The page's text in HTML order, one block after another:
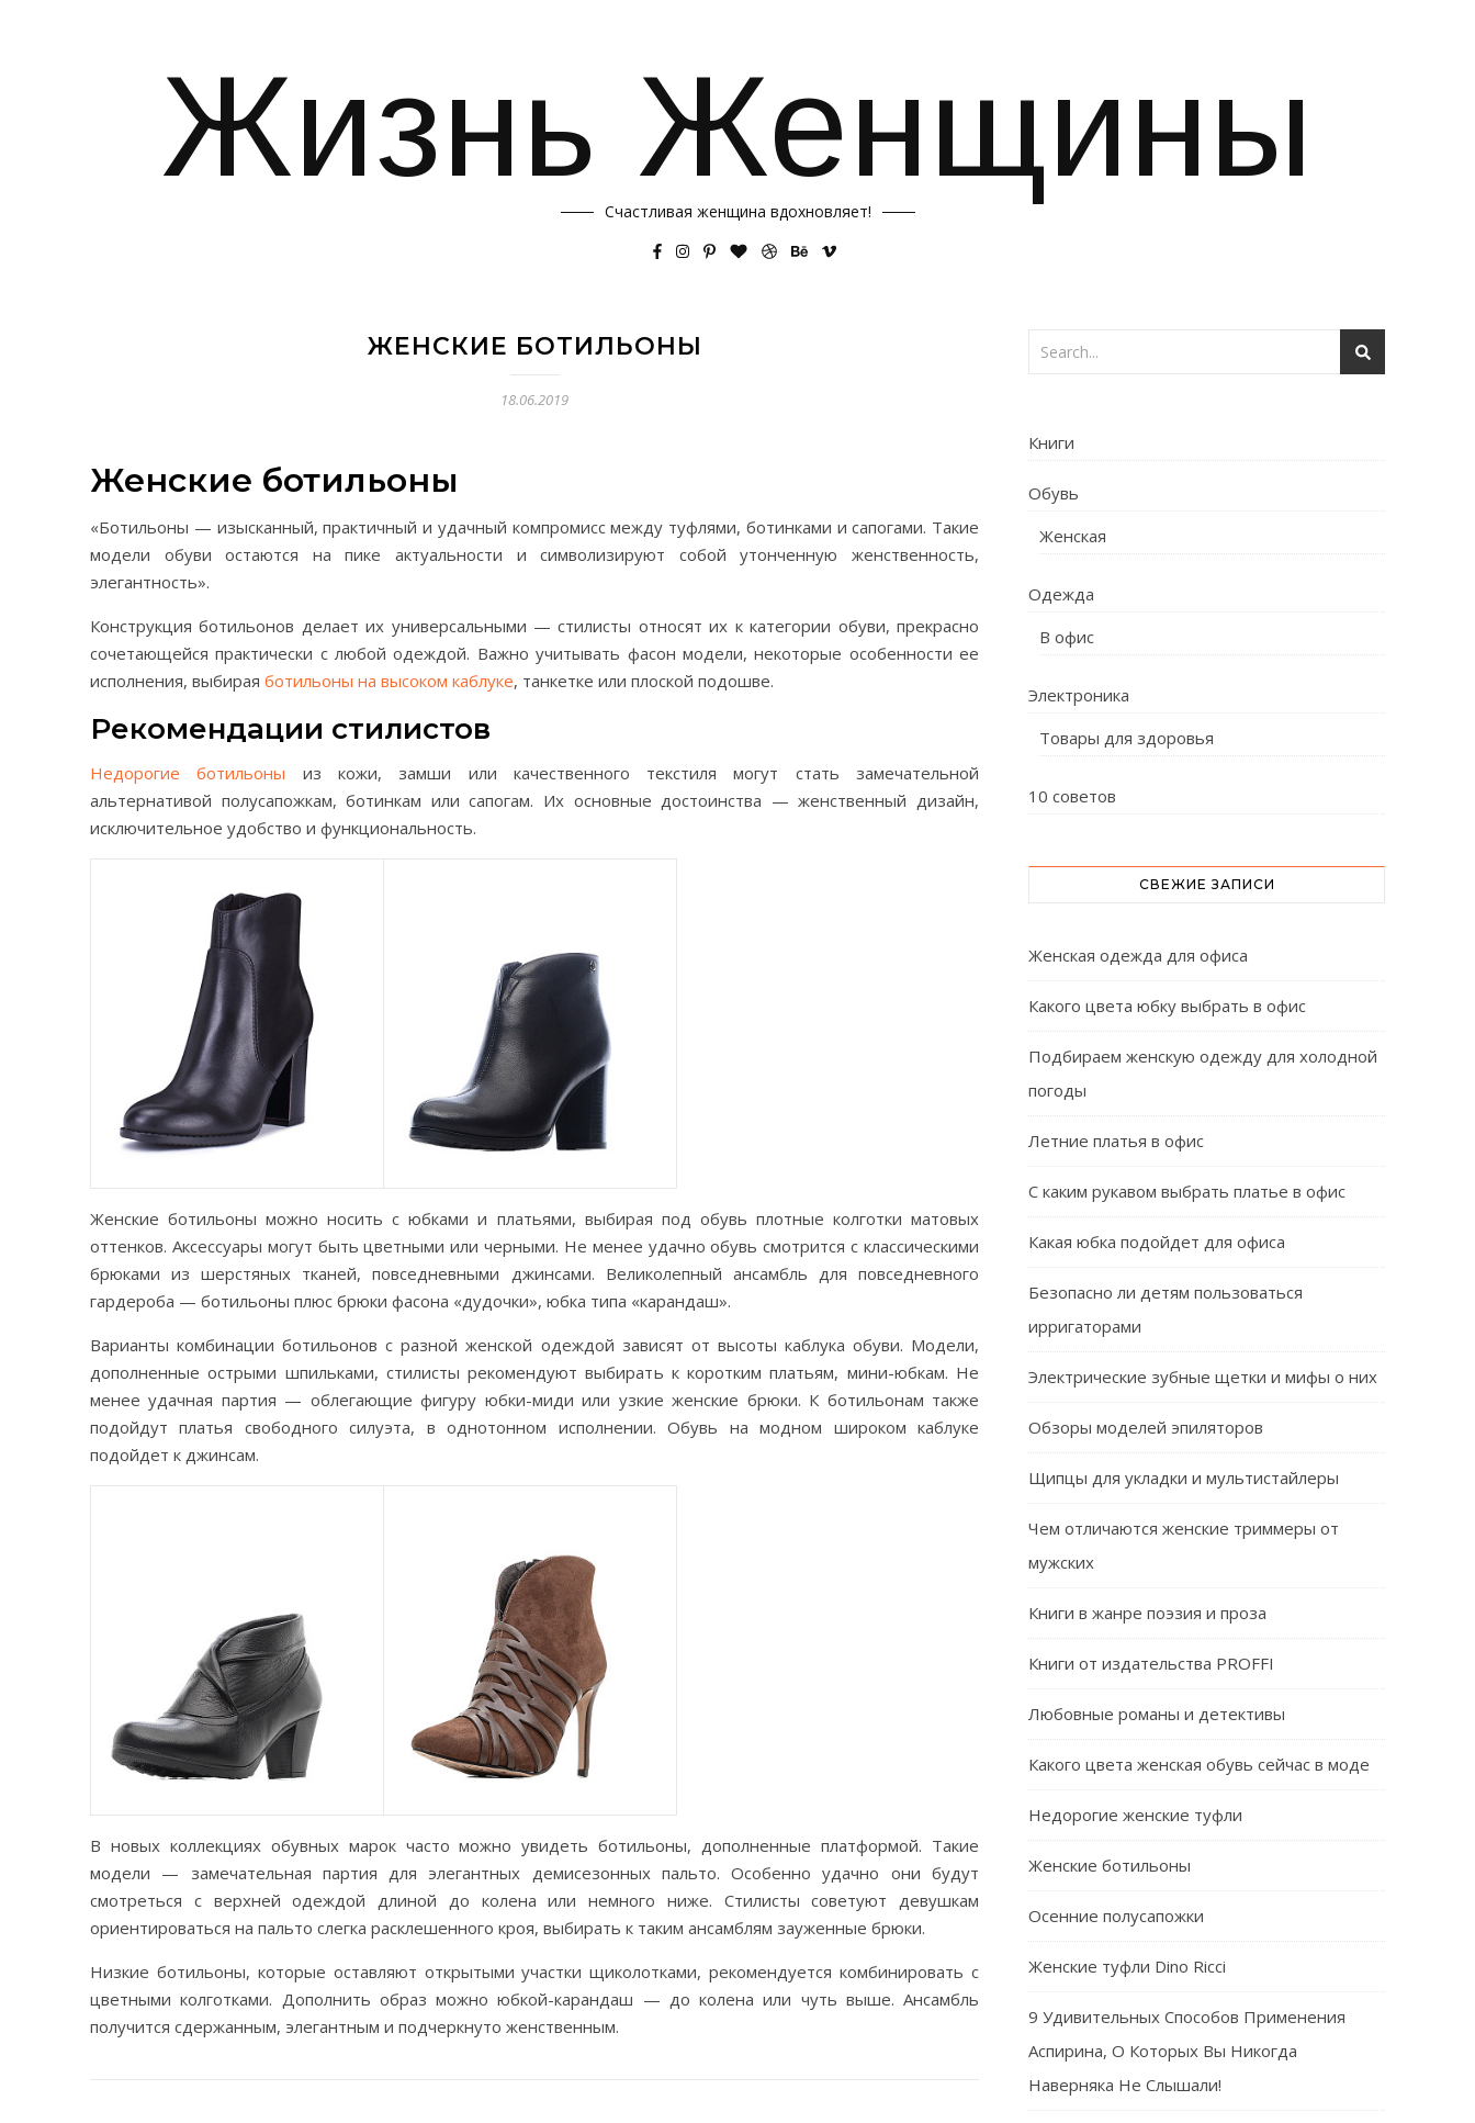
Жизнь Женщины
Счастливая женщина вдохновляет!
ЖЕНСКИЕ БОТИЛЬОНЫ
18.06.2019
Женские ботильоны
«Ботильоны — изысканный, практичный и удачный компромисс между туфлями, ботинками и сапогами. Такие
модели обуви остаются на пике актуальности и символизируют собой утонченную женственность,
элегантность».
Конструкция ботильонов делает их универсальными — стилисты относят их к категории обуви, прекрасно
сочетающейся практически с любой одеждой. Важно учитывать фасон модели, некоторые особенности ее
исполнения, выбирая ботильоны на высоком каблуке, танкетке или плоской подошве.
Рекомендации стилистов
Недорогие ботильоны из кожи, замши или качественного текстиля могут стать замечательной
альтернативой полусапожкам, ботинкам или сапогам. Их основные достоинства — женственный дизайн,
исключительное удобство и функциональность.
Женские ботильоны можно носить с юбками и платьями, выбирая под обувь плотные колготки матовых
оттенков. Аксессуары могут быть цветными или черными. Не менее удачно обувь смотрится с классическими
брюками из шерстяных тканей, повседневными джинсами. Великолепный ансамбль для повседневного
гардероба — ботильоны плюс брюки фасона «дудочки», юбка типа «карандаш».
Варианты комбинации ботильонов с разной женской одеждой зависят от высоты каблука обуви. Модели,
дополненные острыми шпильками, стилисты рекомендуют выбирать к коротким платьям, мини-юбкам. Не
менее удачная партия — облегающие фигуру юбки-миди или узкие женские брюки. К ботильонам также
подойдут платья свободного силуэта, в однотонном исполнении. Обувь на модном широком каблуке
подойдет к джинсам.
В новых коллекциях обувных марок часто можно увидеть ботильоны, дополненные платформой. Такие
модели — замечательная партия для элегантных демисезонных пальто. Особенно удачно они будут
смотреться с верхней одеждой длиной до колена или немного ниже. Стилисты советуют девушкам
ориентироваться на пальто слегка расклешенного кроя, выбирать к таким ансамблям зауженные брюки.
Низкие ботильоны, которые оставляют открытыми участки щиколотками, рекомендуется комбинировать с
цветными колготками. Дополнить образ можно юбкой-карандаш — до колена или чуть выше. Ансамбль
получится сдержанным, элегантным и подчеркнуто женственным.
Книги
Обувь
Женская
Одежда
В офис
Электроника
Товары для здоровья
10 советов
СВЕЖИЕ ЗАПИСИ
Женская одежда для офиса
Какого цвета юбку выбрать в офис
Подбираем женскую одежду для холодной
погоды
Летние платья в офис
С каким рукавом выбрать платье в офис
Какая юбка подойдет для офиса
Безопасно ли детям пользоваться
ирригаторами
Электрические зубные щетки и мифы о них
Обзоры моделей эпиляторов
Щипцы для укладки и мультистайлеры
Чем отличаются женские триммеры от
мужских
Книги в жанре поэзия и проза
Книги от издательства PROFFI
Любовные романы и детективы
Какого цвета женская обувь сейчас в моде
Недорогие женские туфли
Женские ботильоны
Осенние полусапожки
Женские туфли Dino Ricci
9 Удивительных Способов Применения
Аспирина, О Которых Вы Никогда
Наверняка Не Слышали!